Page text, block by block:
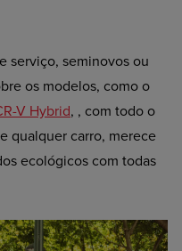
serviço, seminovos ou
os modelos, como o
V Hybrid, , com todo o
qualquer carro, merece
ecológicos com todas